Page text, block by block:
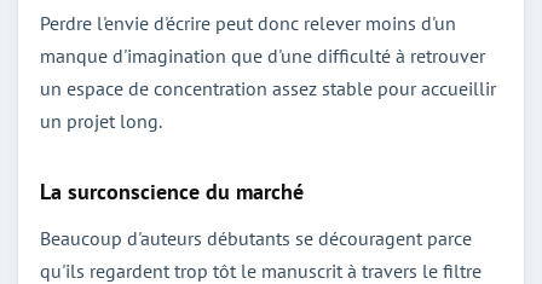
Perdre l'envie d'écrire peut donc relever moins d'un
manque d'imagination que d'une difficulté à retrouver
un espace de concentration assez stable pour accueillir
un projet long.
La surconscience du marché
Beaucoup d'auteurs débutants se découragent parce
qu'ils regardent trop tôt le manuscrit à travers le filtre